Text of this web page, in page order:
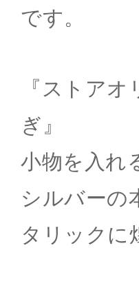
です。
『ストア
ぎ』
小物を入れ
シルバーの
タリックに